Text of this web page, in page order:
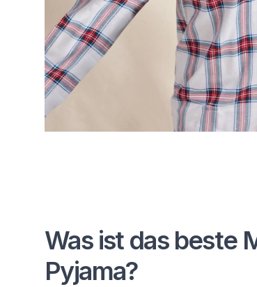
Was ist das beste
Pyjama?